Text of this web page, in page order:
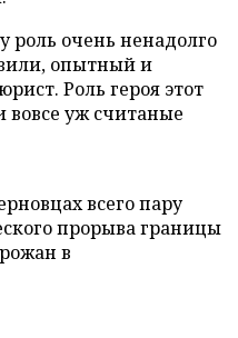
роль очень ненадолго
опытный и
Роль героя этот
вовсе уж считаные
всего пару
прорыва границы
в